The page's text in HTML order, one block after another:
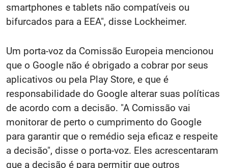
smartphones e tablets não compatíveis ou
bifurcados para a EEA", disse Lockheimer.
Um porta-voz da Comissão Europeia mencionou
que o Google não é obrigado a cobrar por seus
aplicativos ou pela Play Store, e que é
responsabilidade do Google alterar suas políticas
de acordo com a decisão. "A Comissão vai
monitorar de perto o cumprimento do Google
para garantir que o remédio seja eficaz e respeite
a decisão", disse o porta-voz. Eles acrescentaram
que a decisão é para permitir que outros